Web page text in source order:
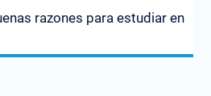
razones para estudiar en